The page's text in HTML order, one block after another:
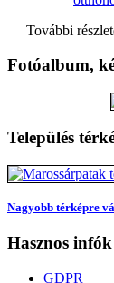
További
Fotóalbum,
Település
Nagyobb térképre
Hasznos infók
GDPR